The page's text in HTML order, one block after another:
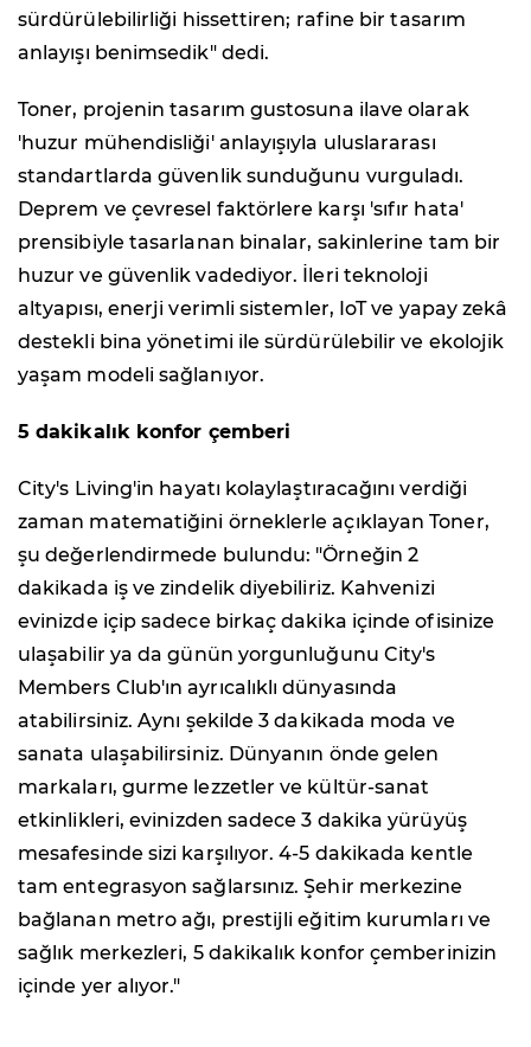
sürdürülebilirliği hissettiren; rafine bir tasarım
anlayışı benimsedik" dedi.
Toner, projenin tasarım gustosuna ilave olarak
'huzur mühendisliği' anlayışıyla uluslararası
standartlarda güvenlik sunduğunu vurguladı.
Deprem ve çevresel faktörlere karşı 'sıfır hata'
prensibiyle tasarlanan binalar, sakinlerine tam bir
huzur ve güvenlik vadediyor. İleri teknoloji
altyapısı, enerji verimli sistemler, IoT ve yapay zekâ
destekli bina yönetimi ile sürdürülebilir ve ekolojik
yaşam modeli sağlanıyor.
5 dakikalık konfor çemberi
City's Living'in hayatı kolaylaştıracağını verdiği
zaman matematiğini örneklerle açıklayan Toner,
şu değerlendirmede bulundu: "Örneğin 2
dakikada iş ve zindelik diyebiliriz. Kahvenizi
evinizde içip sadece birkaç dakika içinde ofisinize
ulaşabilir ya da günün yorgunluğunu City's
Members Club'ın ayrıcalıklı dünyasında
atabilirsiniz. Aynı şekilde 3 dakikada moda ve
sanata ulaşabilirsiniz. Dünyanın önde gelen
markaları, gurme lezzetler ve kültür-sanat
etkinlikleri, evinizden sadece 3 dakika yürüyüş
mesafesinde sizi karşılıyor. 4-5 dakikada kentle
tam entegrasyon sağlarsınız. Şehir merkezine
bağlanan metro ağı, prestijli eğitim kurumları ve
sağlık merkezleri, 5 dakikalık konfor çemberinizin
içinde yer alıyor."